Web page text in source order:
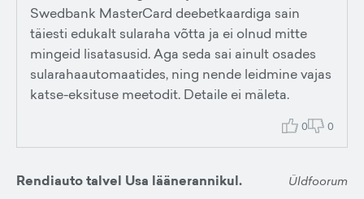
Swedbank MasterCard deebetkaardiga sain
täiesti edukalt sularaha võtta ja ei olnud mitte
mingeid lisatasusid. Aga seda sai ainult osades
sularahaautomaatides, ning nende leidmine vajas
katse-eksituse meetodit. Detaile ei mäleta.
0 0
Rendiauto talvel Usa läänerannikul. Üldfoorum